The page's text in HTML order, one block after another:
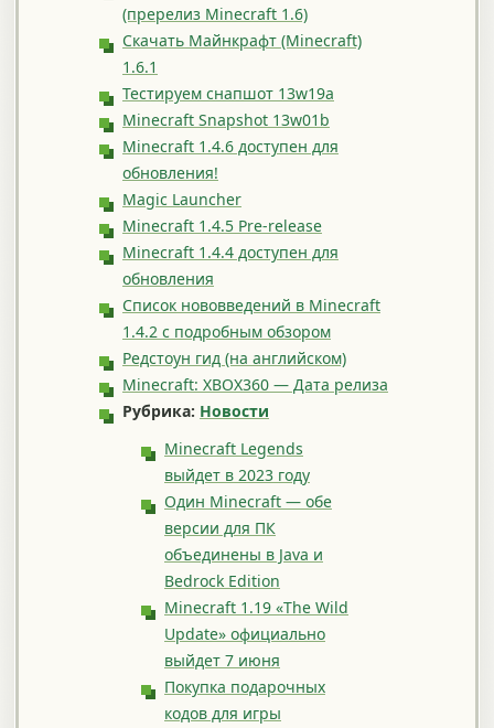
(пререлиз Minecraft 1.6)
Скачать Майнкрафт (Minecraft)
1.6.1
Тестируем снапшот 13w19a
Minecraft Snapshot 13w01b
Minecraft 1.4.6 доступен для
обновления!
Magic Launcher
Minecraft 1.4.5 Pre-release
Minecraft 1.4.4 доступен для
обновления
Список нововведений в Minecraft
1.4.2 с подробным обзором
Редстоун гид (на английском)
Minecraft: XBOX360 — Дата релиза
Рубрика: Новости
Minecraft Legends
выйдет в 2023 году
Один Minecraft — обе
версии для ПК
объединены в Java и
Bedrock Edition
Minecraft 1.19 «The Wild
Update» официально
выйдет 7 июня
Покупка подарочных
кодов для игры